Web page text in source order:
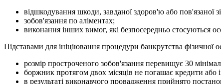
відшкодування шкоди, завданої здоров'ю або пов'язаної
зобов'язання по аліментах;
виконання інших вимог, які безпосередньо стосуються
Підставами для ініціювання процедури банкрутства фізичної
розмір простроченого зобов'язання перевищує 30
боржник протягом двох місяців не погашає кредити або
в результаті виконавчого провадження прийнято